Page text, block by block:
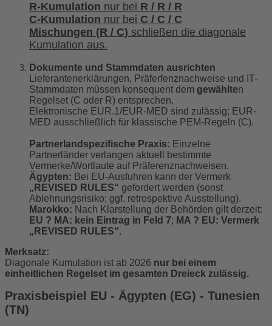
R-Kumulation nur bei R / R / R
C-Kumulation nur bei C / C / C
Mischungen (R / C) schließen die diagonale
Kumulation aus.
Dokumente und Stammdaten ausrichten
Lieferantenerklärungen, Präferfenznachweise und IT-
Stammdaten müssen konsequent dem gewählten
Regelset (C oder R) entsprechen.
Elektronische EUR.1/EUR-MED sind zulässig; EUR-
MED ausschließlich für klassische PEM-Regeln (C).
Partnerlandspezifische Praxis: Einzelne
Partnerländer verlangen aktuell bestimmte
Vermerke/Wortlaute auf Präferenznachweisen.
Ägypten: Bei EU-Ausfuhren kann der Vermerk
„REVISED RULES“ gefordert werden (sonst
Ablehnungsrisiko; ggf. retrospektive Ausstellung).
Marokko: Nach Klarstellung der Behörden gilt derzeit:
EU ? MA: kein Eintrag in Feld 7; MA ? EU: Vermerk
„REVISED RULES“.
Merksatz:
Diagonale Kumulation ist ab 2026 nur bei einem
einheitlichen Regelset im gesamten Dreieck zulässig.
Praxisbeispiel EU - Ägypten (EG) - Tunesien
(TN)